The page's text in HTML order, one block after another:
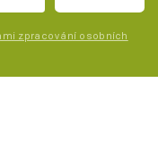
zpracování osobních